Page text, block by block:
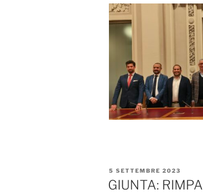
PUBBLICATO
IL
5 SETTEMBRE 2023
GIUNTA: